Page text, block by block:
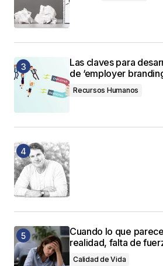
Las claves para
de ‘employer
Recursos Humanos
Cuando lo que
realidad, falta de
Calidad de Vida